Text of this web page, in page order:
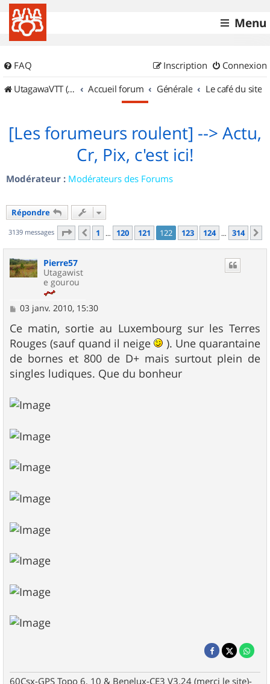
Menu
FAQ Connexion
Inscription
UtagawaVTT (Randos VTT et VTTAE avec traces GPS)
Accueil forum Générale Le café du site
[Les forumeurs roulent] --> Actu,
Cr, Pix, c'est ici!
Modérateur : Modérateurs des Forums
Répondre
3139 messages Page 122 sur314
Précédent
1 … 120 121 122 123 124 … 314
Pierre57
Utagawist
e gourou
M
s
s
a
g
e
03 janv. 2010, 15:30
Ce matin, sortie au Luxembourg sur les Terres
Rouges (sauf quand il neige
). Une quarantaine
de bornes et 800 de D+ mais surtout plein de
singles ludiques. Que du bonheur
60Csx-GPS Topo 6, 10 & Benelux-CE3 V3.24 (merci le site)-